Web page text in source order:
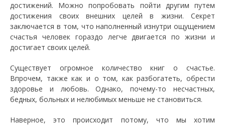
достижений. Можно попробовать пойти другим путем
достижения своих внешних целей в жизни. Секрет
заключается в том, что наполненный изнутри ощущением
счастья человек гораздо легче двигается по жизни и
достигает своих целей.
Существует огромное количество книг о счастье.
Впрочем, также как и о том, как разбогатеть, обрести
здоровье и любовь. Однако, почему-то несчастных,
бедных, больных и нелюбимых меньше не становиться.
Наверное, это происходит потому, что мы хотим